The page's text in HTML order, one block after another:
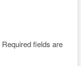
Required fields are